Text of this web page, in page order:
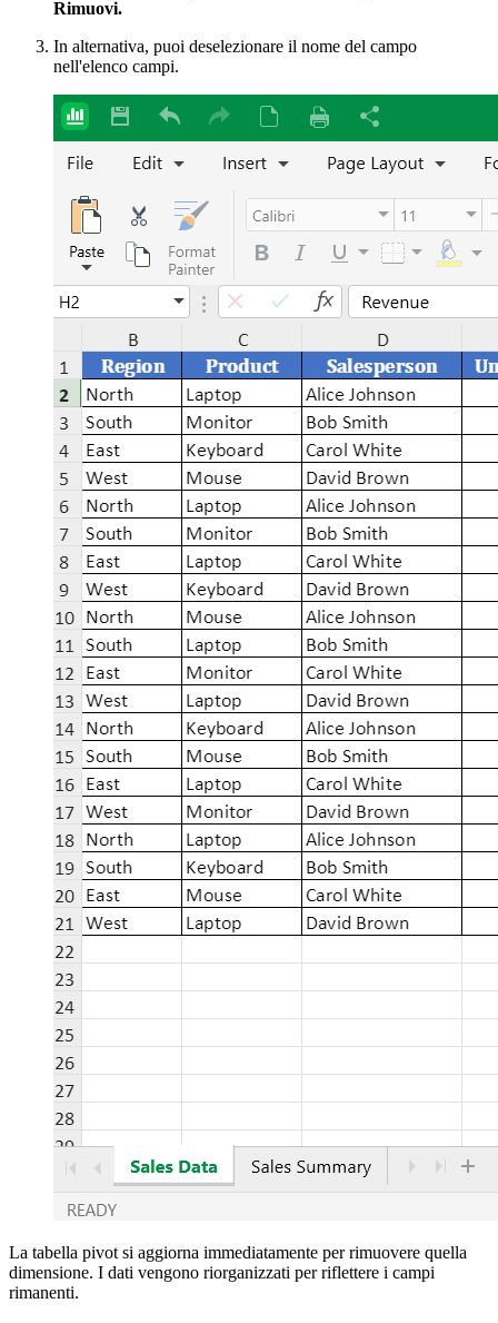
Rimuovi.
In alternativa, puoi deselezionare il nome del campo
nell'elenco campi.
La tabella pivot si aggiorna immediatamente per rimuovere quella
dimensione. I dati vengono riorganizzati per riflettere i campi
rimanenti.